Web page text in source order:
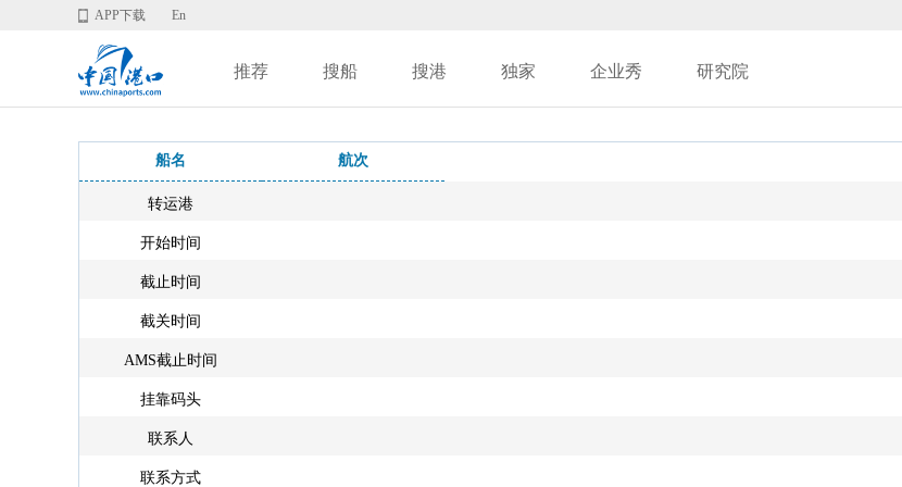
APP下载 En
推荐 搜船 搜港 独家 企业秀 研究院
船名 航次
转运港
开始时间
截止时间
截关时间
AMS截止时间
挂靠码头
联系人
联系方式